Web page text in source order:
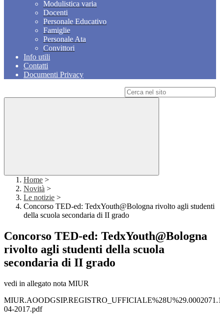
Modulistica varia
Docenti
Personale Educativo
Famiglie
Personale Ata
Convittori
Info utili
Contatti
Documenti Privacy
Home >
Novità >
Le notizie >
Concorso TED-ed: TedxYouth@Bologna rivolto agli studenti
della scuola secondaria di II grado
Concorso TED-ed: TedxYouth@Bologna
rivolto agli studenti della scuola
secondaria di II grado
vedi in allegato nota MIUR
04-2017.pdf